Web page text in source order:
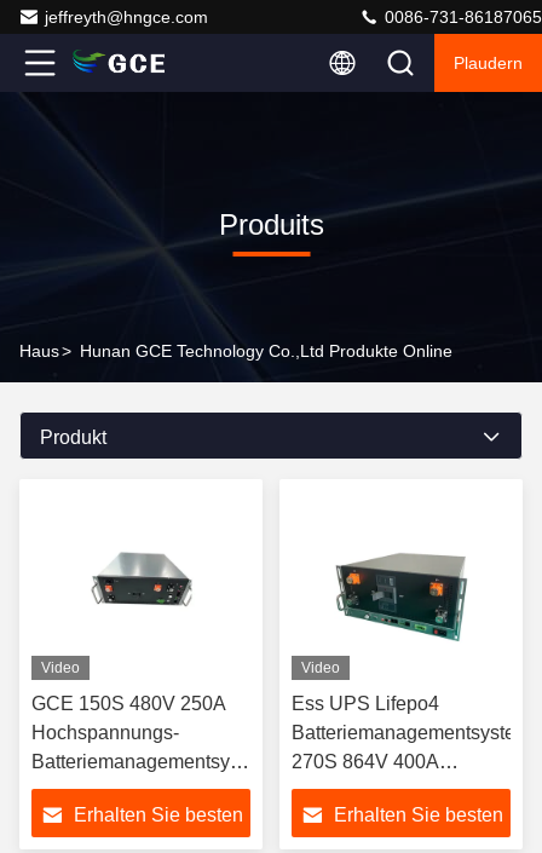
jeffreyth@hngce.com 0086-731-86187065
Plaudern
Produits
Haus> Hunan GCE Technology Co.,Ltd Produkte Online
Produkt
Video
GCE 150S 480V 250A
Hochspannungs-
Batteriemanagementsystem
mit 15S BMU
Erhalten Sie besten
Video
Ess UPS Lifepo4
Batteriemanagementsystem
270S 864V 400A
Hochspannung
Erhalten Sie besten